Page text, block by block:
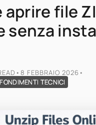
aprire file
senza
• 8 FEBBRAIO 2026 •
TECNICI